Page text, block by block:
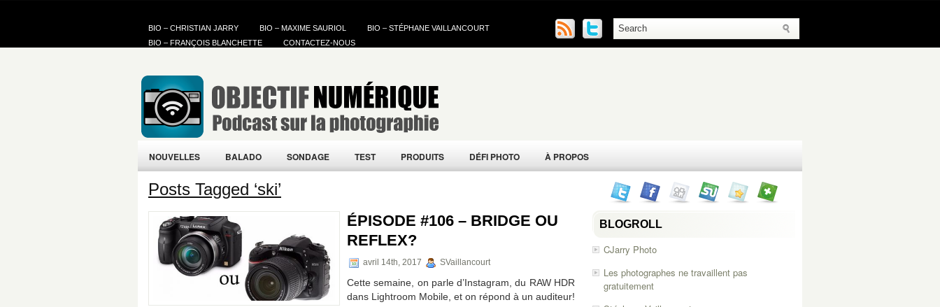
BIO – CHRISTIAN JARRY BIO – MAXIME SAURIOL
BIO – STÉPHANE VAILLANCOURT
BIO – FRANÇOIS BLANCHETTE
CONTACTEZ-NOUS
NOUVELLES BALADO SONDAGE TEST PRODUITS DÉFI PHOTO À PROPOS
Posts Tagged ‘ski’
ÉPISODE #106 – BRIDGE OU
REFLEX?
avril 14th, 2017 SVaillancourt
Cette semaine, on parle d’Instagram, du RAW HDR
dans Lightroom Mobile, et on répond à un auditeur!
BLOGROLL
CJarry Photo
Les photographes ne travaillent pas
gratuitement